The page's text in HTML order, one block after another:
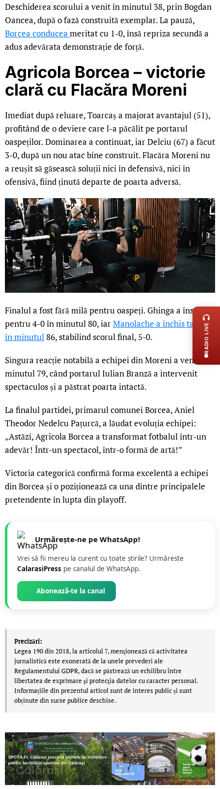
Deschiderea scorului a venit în minutul 38, prin Bogdan
Oancea, după o fază construită exemplar. La pauză,
Borcea conducea meritat cu 1-0, însă repriza secundă a
adus adevărata demonstrație de forță.
Agricola Borcea – victorie
clară cu Flacăra Moreni
Imediat după reluare, Toarcaș a majorat avantajul (51),
profitând de o deviere care l-a păcălit pe portarul
oaspeților. Dominarea a continuat, iar Delciu (67) a făcut
3-0, după un nou atac bine construit. Flacăra Moreni nu
a reușit să găsească soluții nici în defensivă, nici în
ofensivă, fiind ținută departe de poarta adversă.
Finalul a fost fără milă pentru oaspeți. Ghinga a înscris
pentru 4-0 în minutul 80, iarManolache a închis tabela
în minutul86, stabilind scorul final, 5-0.
Singura reacție notabilă a echipei din Moreni a venit în
minutul 79, când portarul Iulian Branză a intervenit
spectaculos și a păstrat poarta intactă.
La finalul partidei, primarul comunei Borcea, Aniel
Theodor Nedelcu Pațurcă, a lăudat evoluția echipei:
„Astăzi, Agricola Borcea a transformat fotbalul într-un
adevăr! Într-un spectacol, într-o formă de artă!”
Victoria categorică confirmă forma excelentă a echipei
din Borcea și o poziționează ca una dintre principalele
pretendente în lupta din playoff.
Urmărește-ne pe WhatsApp!
Vrei să fii mereu la curent cu toate știrile? Urmăreste
CalarasiPress pe canalul de WhatsApp.
Abonează-te la canal
Precizări:
Legea 190 din 2018, la articolul 7, menţionează că activitatea
jurnalistică este exonerată de la unele prevederi ale
Regulamentului GDPR, dacă se păstrează un echilibru între
libertatea de exprimare şi protecţia datelor cu caracter personal.
Informațiile din prezentul articol sunt de interes public și sunt
obținute din surse publice deschise.
RADIO LIVE